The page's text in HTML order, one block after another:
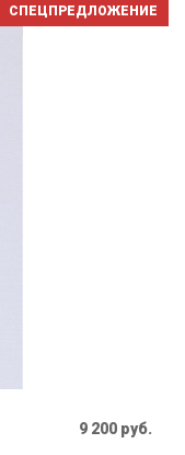
СПЕЦПРЕДЛОЖЕНИЕ
9 200 руб.